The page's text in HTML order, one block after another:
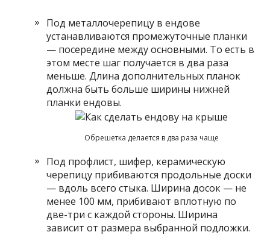
Под металлочерепицу в ендове
устанавливаются промежуточные планки
— посередине между основными. То есть в
этом месте шаг получается в два раза
меньше. Длина дополнительных планок
должна быть больше ширины нижней
планки ендовы.
Обрешетка делается в два раза чаще
Под профлист, шифер, керамическую
черепицу прибиваются продольные доски
— вдоль всего стыка. Ширина досок — не
менее 100 мм, прибивают вплотную по
две-три с каждой стороны. Ширина
зависит от размера выбранной подложки.